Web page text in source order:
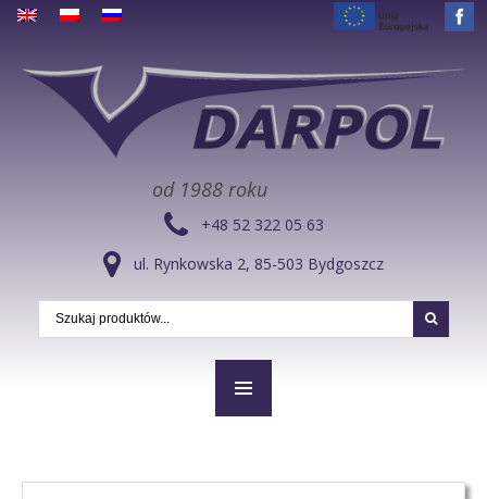
od 1988 roku
+48 52 322 05 63
ul. Rynkowska 2, 85-503 Bydgoszcz